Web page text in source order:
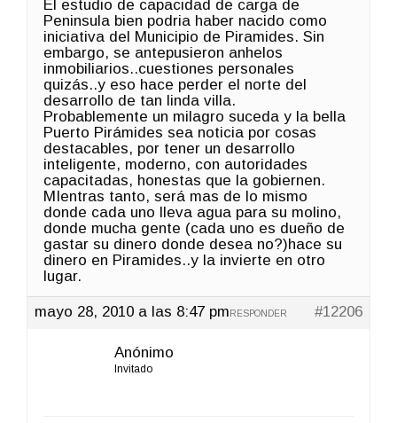
El estudio de capacidad de carga de
Peninsula bien podria haber nacido como
iniciativa del Municipio de Piramides. Sin
embargo, se antepusieron anhelos
inmobiliarios..cuestiones personales
quizás..y eso hace perder el norte del
desarrollo de tan linda villa.
Probablemente un milagro suceda y la bella
Puerto Pirámides sea noticia por cosas
destacables, por tener un desarrollo
inteligente, moderno, con autoridades
capacitadas, honestas que la gobiernen.
MIentras tanto, será mas de lo mismo
donde cada uno lleva agua para su molino,
donde mucha gente (cada uno es dueño de
gastar su dinero donde desea no?)hace su
dinero en Piramides..y la invierte en otro
lugar.
mayo 28, 2010 a las 8:47 pm #12206
RESPONDER
Anónimo
Invitado